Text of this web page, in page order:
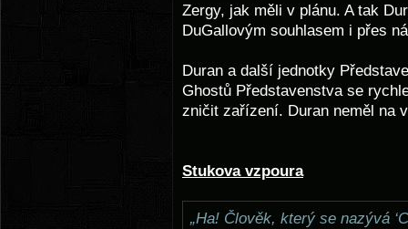
Zergy, jak měli v plánu. A tak
DuGallovým souhlasem i přes
Duran a další jednotky
Ghostů Představenstva se
zničit zařízení. Duran neměl na
Stukova vzpoura
„Ha! Člověk, který se nazývá